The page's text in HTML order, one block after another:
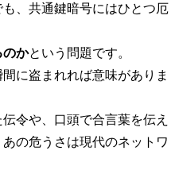
、共通鍵暗号にはひとつ厄
のかという問題です。
に盗まれれば意味がありま
令や、口頭で合言葉を伝え
の危うさは現代のネットワ